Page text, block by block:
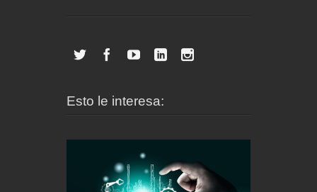
Esto le interesa: